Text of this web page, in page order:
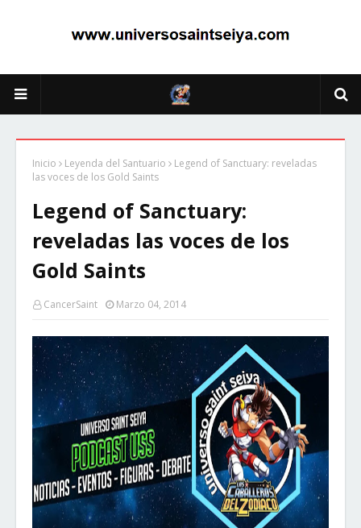
Inicio Leyenda del Santuario
Legend of Sanctuary: reveladas
las voces de los Gold Saints
Legend of Sanctuary:
reveladas las voces de los
Gold Saints
CancerSaint Marzo 04, 2014